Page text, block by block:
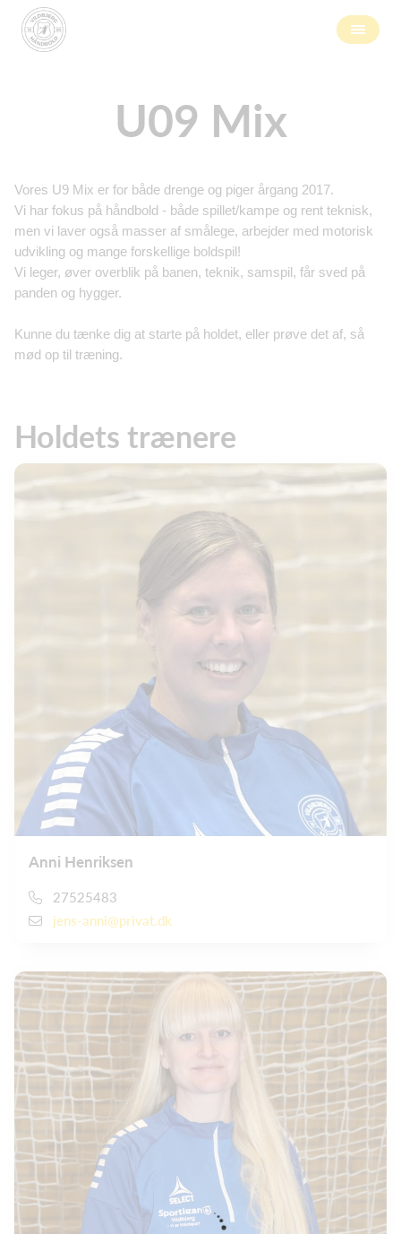
U09 Mix
Vores U9 Mix er for både drenge og piger årgang 2017.
Vi har fokus på håndbold - både spillet/kampe og rent teknisk,
men vi laver også masser af smålege, arbejder med motorisk
udvikling og mange forskellige boldspil!
Vi leger, øver overblik på banen, teknik, samspil, får sved på
panden og hygger.
Kunne du tænke dig at starte på holdet, eller prøve det af, så
mød op til træning.
Holdets trænere
Anni Henriksen
27525483
jens-anni@privat.dk